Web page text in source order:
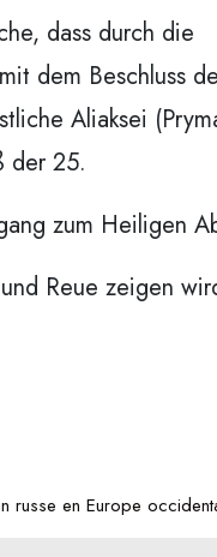
dass durch die
dem Beschluss
Aliaksei
der 25.
zum Heiligen
Reue zeigen
en Europe